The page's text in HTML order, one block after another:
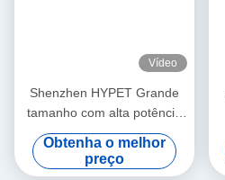
Vídeo
Shenzhen HYPET Grande
tamanho com alta potência
Extrusora de parafuso dupla
cônica ZS80/173 95/188
110/220
Obtenha o melhor
preço